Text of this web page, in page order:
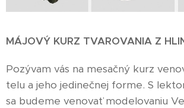
MÁJOVÝ KURZ TVAROVANIA Z
Pozývam vás na mesačný kurz
telu a jeho jedinečnej forme. S
sa budeme venovať modelovaniu